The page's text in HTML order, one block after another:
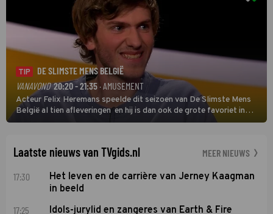
TIP
DE SLIMSTE MENS BELGIË
VANAVOND 20:20 - 21:35· AMUSEMENT
Acteur Felix Heremans speelde dit seizoen van De Slimste Mens
België al tien afleveringen en hij is dan ook de grote favoriet in
deze seizoensfinale. En er is Nederlandse inbreng, want komiek
Laatste nieuws van TVgids.nl MEER NIEUWS
17:30
Het leven en de carrière van Jerney Kaagman
in beeld
17:25
Idols-jurylid en zangeres van Earth & Fire